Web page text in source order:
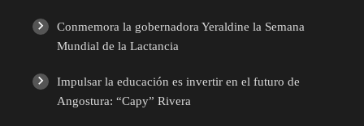
Conmemora la gobernadora Yeraldine la Semana
Mundial de la Lactancia
Impulsar la educación es invertir en el futuro de
Angostura: “Capy” Rivera